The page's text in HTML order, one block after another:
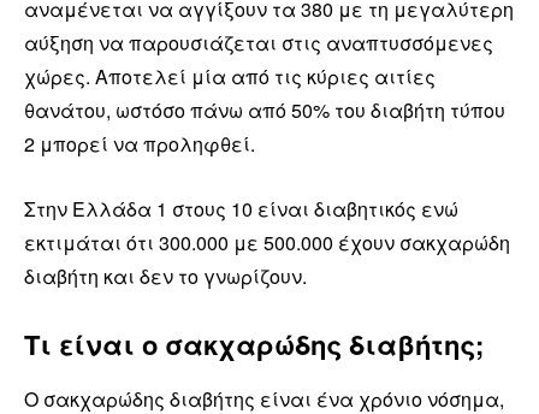
αναμένεται να αγγίξουν τα 380 με τη μεγαλύτερη
αύξηση να παρουσιάζεται στις αναπτυσσόμενες
χώρες. Αποτελεί μία από τις κύριες αιτίες
θανάτου, ωστόσο πάνω από 50% του διαβήτη τύπου
2 μπορεί να προληφθεί.
Στην Ελλάδα 1 στους 10 είναι διαβητικός ενώ
εκτιμάται ότι 300.000 με 500.000 έχουν σακχαρώδη
διαβήτη και δεν το γνωρίζουν.
Τι είναι ο σακχαρώδης διαβήτης;
Ο σακχαρώδης διαβήτης είναι ένα χρόνιο νόσημα,